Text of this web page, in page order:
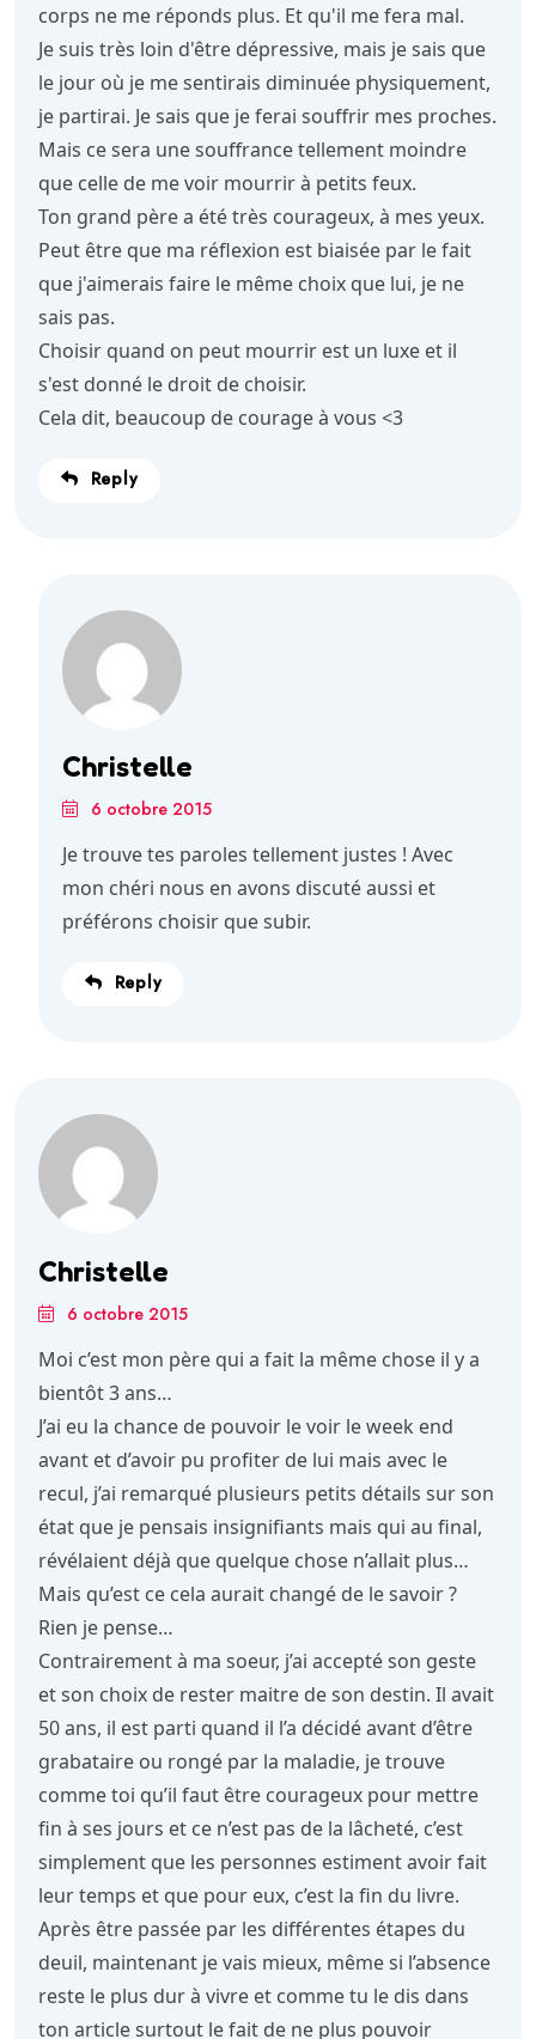
corps ne me réponds plus. Et qu'il me fera mal.
Je suis très loin d'être dépressive, mais je sais que
le jour où je me sentirais diminuée physiquement,
je partirai. Je sais que je ferai souffrir mes proches.
Mais ce sera une souffrance tellement moindre
que celle de me voir mourrir à petits feux.
Ton grand père a été très courageux, à mes yeux.
Peut être que ma réflexion est biaisée par le fait
que j'aimerais faire le même choix que lui, je ne
sais pas.
Choisir quand on peut mourrir est un luxe et il
s'est donné le droit de choisir.
Cela dit, beaucoup de courage à vous <3
Reply
Christelle
6 octobre 2015
Je trouve tes paroles tellement justes ! Avec
mon chéri nous en avons discuté aussi et
préférons choisir que subir.
Reply
Christelle
6 octobre 2015
Moi c’est mon père qui a fait la même chose il y a
bientôt 3 ans…
J’ai eu la chance de pouvoir le voir le week end
avant et d’avoir pu profiter de lui mais avec le
recul, j’ai remarqué plusieurs petits détails sur son
état que je pensais insignifiants mais qui au final,
révélaient déjà que quelque chose n’allait plus…
Mais qu’est ce cela aurait changé de le savoir ?
Rien je pense…
Contrairement à ma soeur, j’ai accepté son geste
et son choix de rester maitre de son destin. Il avait
50 ans, il est parti quand il l’a décidé avant d’être
grabataire ou rongé par la maladie, je trouve
comme toi qu’il faut être courageux pour mettre
fin à ses jours et ce n’est pas de la lâcheté, c’est
simplement que les personnes estiment avoir fait
leur temps et que pour eux, c’est la fin du livre.
Après être passée par les différentes étapes du
deuil, maintenant je vais mieux, même si l’absence
reste le plus dur à vivre et comme tu le dis dans
ton article surtout le fait de ne plus pouvoir